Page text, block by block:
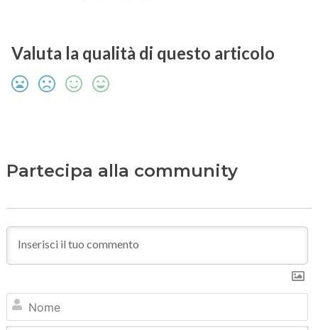
Valuta la qualità di questo articolo
Partecipa alla community